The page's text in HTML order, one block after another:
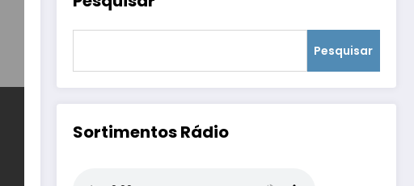
Pesquisar
Sortimentos Rádio